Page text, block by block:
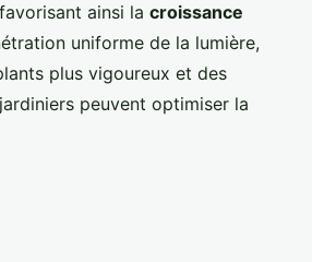
ainsi la croissance
uniforme de la lumière,
plus vigoureux et des
peuvent optimiser la